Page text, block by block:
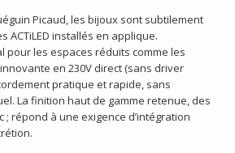
Picaud, les bijoux sont subtilement
ACTiLED installés en applique.
pour les espaces réduits comme les
en 230V direct (sans driver
pratique et rapide, sans
La finition haut de gamme retenue, des
répond à une exigence d’intégration